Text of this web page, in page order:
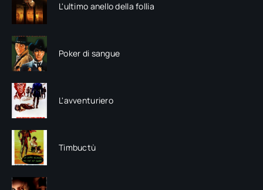
L'ultimo anello della follia
Poker di sangue
L'avventuriero
Timbuctù